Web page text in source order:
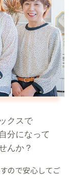
クスで
分になって
んか？
ので安心してご